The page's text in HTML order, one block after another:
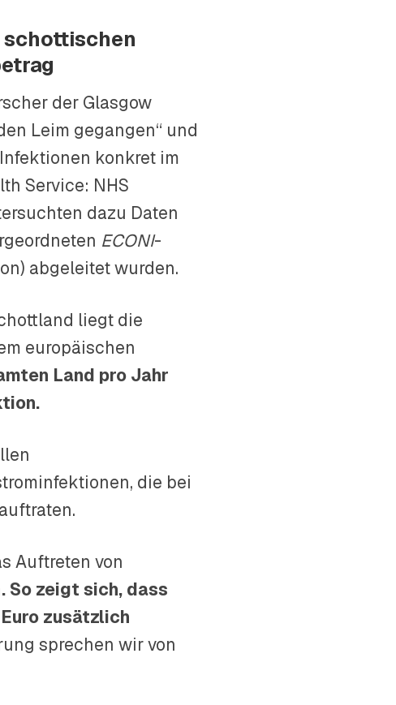
der Glasgow
Leim gegangen“ und
konkret im
Service: NHS
dazu Daten
ECONI-
abgeleitet wurden.
liegt die
europäischen
Land pro Jahr
die bei
Auftreten von
. So zeigt sich, dass
zusätzlich
sprechen wir von